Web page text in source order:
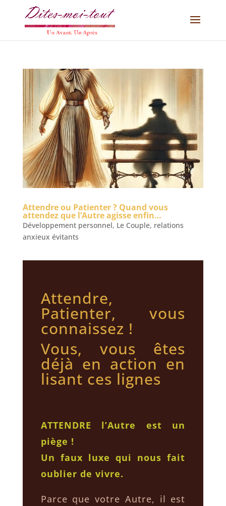
Attendre ou Patienter ? Quand vous
attendez que l’Autre agisse enfin…
Développement personnel, Le Couple, relations
anxieux évitants
Attendre,
Patienter, vous
connaissez !
Vous, vous êtes
déjà en action en
lisant ces lignes
ATTENDRE l’Autre est un
piège !
Un faux luxe qui nous fait
oublier de vivre.
Parce que votre Autre, il est